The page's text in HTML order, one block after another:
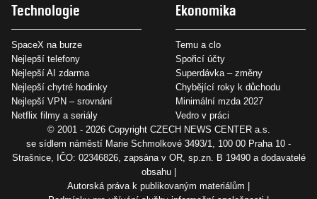
Technologie
SpaceX na burze
Nejlepší telefony
Nejlepší AI zdarma
Nejlepší chytré hodinky
Nejlepší VPN – srovnání
Netflix filmy a seriály
Ekonomika
Temu a clo
Spořicí účty
Superdávka – změny
Chybějící roky k důchodu
Minimální mzda 2027
Vedro v práci
© 2001 - 2026 Copyright CZECH NEWS CENTER a.s.
se sídlem náměstí Marie Schmolkové 3493/1, 100 00 Praha 10 -
Strašnice, IČO: 02346826, zapsána v OR, sp.zn. B 19490 a dodavatelé
obsahu
Autorská práva k publikovaným materiálům